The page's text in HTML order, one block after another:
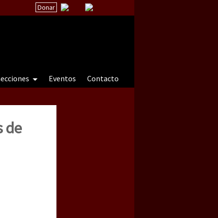
Donar
Eventos
Contacto
natureza sob cerco)
de